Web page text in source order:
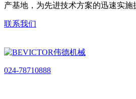
产基地，为先进技术方案的迅速实施
联系我们
024-78710888